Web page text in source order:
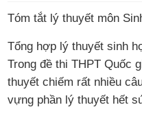
Tóm tắt lý thuyết môn
Tổng hợp lý thuyết sinh
Trong đề thi THPT Quốc
thuyết chiếm rất nhiều
vựng phần lý thuyết hết